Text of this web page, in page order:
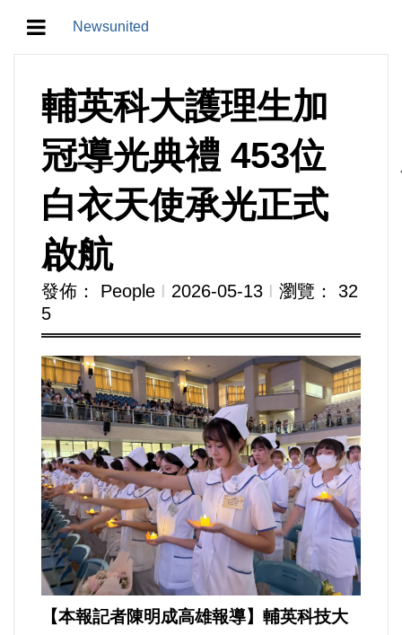
Newsunited
教育/五育/五創
人生/生存/生活
產業/經濟
政治/政黨
農業/技術/肥飼料/農藥/產銷
食品/衛生/醫療/照護
運動/體育/休閒/育樂
兩岸/大陸
寵物/動保
婦女/孩童
輔英科大護理生加
冠導光典禮 453位
白衣天使承光正式
啟航
發佈： People Ι 2026-05-13 Ι 瀏覽： 32
5
【本報記者陳明成高雄報導】輔英科技大